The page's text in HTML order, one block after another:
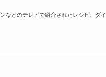
などのテレビで紹介されたレシピ、ダイ